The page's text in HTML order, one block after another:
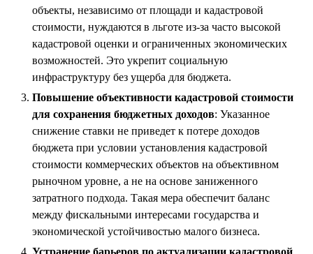
объекты, независимо от площади и кадастровой
стоимости, нуждаются в льготе из-за часто высокой
кадастровой оценки и ограниченных экономических
возможностей. Это укрепит социальную
инфраструктуру без ущерба для бюджета.
Повышение объективности кадастровой стоимости
для сохранения бюджетных доходов: Указанное
снижение ставки не приведет к потере доходов
бюджета при условии установления кадастровой
стоимости коммерческих объектов на объективном
рыночном уровне, а не на основе заниженного
затратного подхода. Такая мера обеспечит баланс
между фискальными интересами государства и
экономической устойчивостью малого бизнеса.
Устранение барьеров по актуализации кадастровой